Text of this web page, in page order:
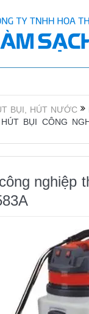
BỤI, HÚT NƯỚC
BỤI CÔNG
nghiệp